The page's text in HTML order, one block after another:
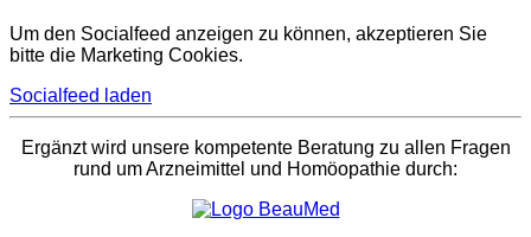
Um den Socialfeed anzeigen zu können, akzeptieren Sie
bitte die Marketing Cookies.
Socialfeed laden
Ergänzt wird unsere kompetente Beratung zu allen Fragen
rund um Arzneimittel und Homöopathie durch: